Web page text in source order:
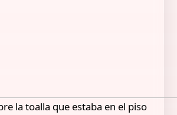
la toalla que estaba en el piso